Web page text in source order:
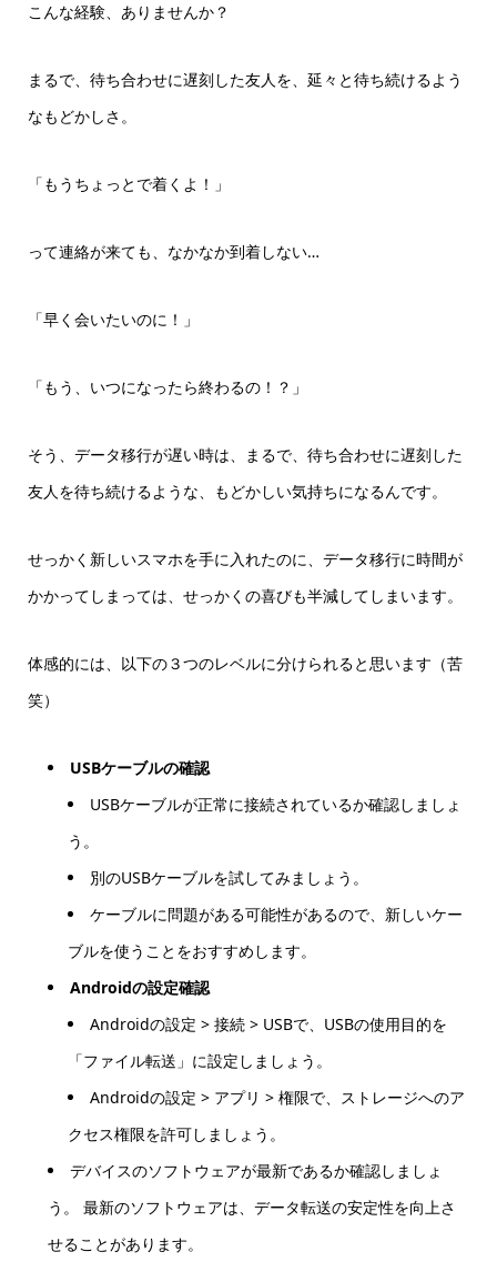
こんな経験、ありませんか？
まるで、待ち合わせに遅刻した友人を、延々と待ち続けるよう
なもどかしさ。
「もうちょっとで着くよ！」
って連絡が来ても、なかなか到着しない…
「早く会いたいのに！」
「もう、いつになったら終わるの！？」
そう、データ移行が遅い時は、まるで、待ち合わせに遅刻した
友人を待ち続けるような、もどかしい気持ちになるんです。
せっかく新しいスマホを手に入れたのに、データ移行に時間が
かかってしまっては、せっかくの喜びも半減してしまいます。
体感的には、以下の３つのレベルに分けられると思います（苦
笑）
USBケーブルの確認
USBケーブルが正常に接続されているか確認しましょ
う。
別のUSBケーブルを試してみましょう。
ケーブルに問題がある可能性があるので、新しいケー
ブルを使うことをおすすめします。
Androidの設定確認
Androidの設定 > 接続 > USBで、USBの使用目的を
「ファイル転送」に設定しましょう。
Androidの設定 > アプリ > 権限で、ストレージへのア
クセス権限を許可しましょう。
デバイスのソフトウェアが最新であるか確認しましょ
う。 最新のソフトウェアは、データ転送の安定性を向上さ
せることがあります。